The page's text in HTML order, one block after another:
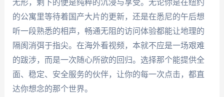
无形，剩下的便是纯粹的沉浸与享受。无论你是在纽约
的公寓里等待着国产大片的更新，还是在悉尼的午后想
听一段熟悉的相声，畅通无阻的访问体验都能让地理的
隔阂消弭于指尖。在海外看视频，本就不应是一场艰难
的跋涉，而是一次随心所欲的回归。选择那个能提供全
面、稳定、安全服务的伙伴，让你的每一次点击，都直
达你想念的那个世界。